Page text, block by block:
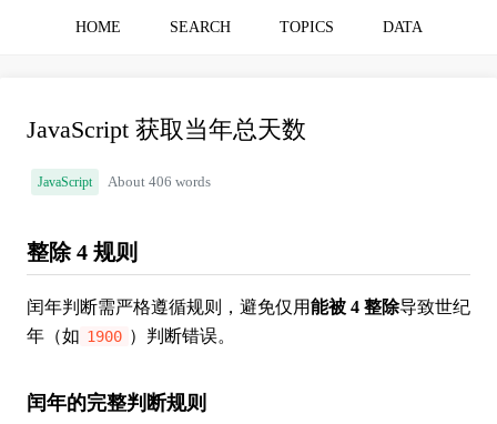
HOME SEARCH TOPICS DATA
JavaScript 获取当年总天数
JavaScript About 406 words
整除 4 规则
闰年判断需严格遵循规则，避免仅用能被 4 整除导致世纪
年（如 1900 ）判断错误。
闰年的完整判断规则